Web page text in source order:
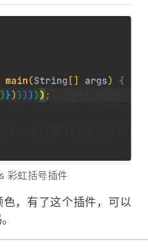
彩虹括号插件
，有了这个插件，可以